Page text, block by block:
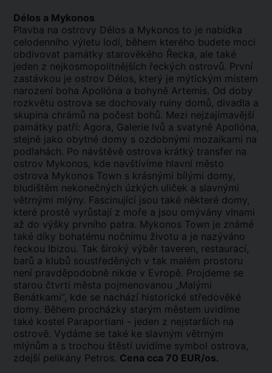
Délos a Mykonos
Plavba na ostrovy Délos a Mykonos to je nabídka
celodenního výletu lodí, během kterého budete moci
obdivovat památky starověkého Řecka, ale také
jeden z nejkosmopolitnějších řeckých ostrovů. První
zastávkou je ostrov Délos, který je mýtickým místem
narození boha Apollóna a bohyně Artemis. Od doby
rozkvětu ostrova se dochovaly ruiny domů, divadla a
skupina chrámů na počest bohů. Mezi nejzajímavější
památky patří: Agora, Galerie lvů a svatyně Apollóna,
stejně jako obytné domy s ozdobnými mozaikami na
podlahách. Po návštěvě ostrova krátký transfer na
ostrov Mykonos, kde navštívíme hlavní město
ostrova Mykonos Town s krásnými bílými domy,
bludištěm nekonečných úzkých uliček a slavnými
větrnými mlýny. Fascinující jsou také některé domy,
které prostě vyrůstají z moře a jsou omývány vlnami
až do výšky prvního patra. Mykonos Town je známé
také díky bohatému nočnímu životu a je nazýváno
řeckou Ibizou. Tak široký výběr taveren, restaurací,
barů a klubů soustředěných v tak malém prostoru
není pravděpodobně nikde v Evropě. Projdeme se
starou čtvrtí města pojmenovanou „Malými
Benátkami“, kde se nachází historické středověké
domy. Během procházky starým městem uvidíme
také kostel Paraportiani - jeden z nejstarších na
ostrově. Vydáme se také ke slavným větrným
mlýnům a s trochou štěstí uvidíme symbol ostrova,
zdejší pelikány Petros. Cena cca 70 EUR/os.